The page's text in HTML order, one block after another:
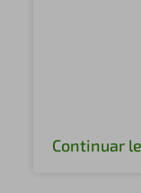
Continuar